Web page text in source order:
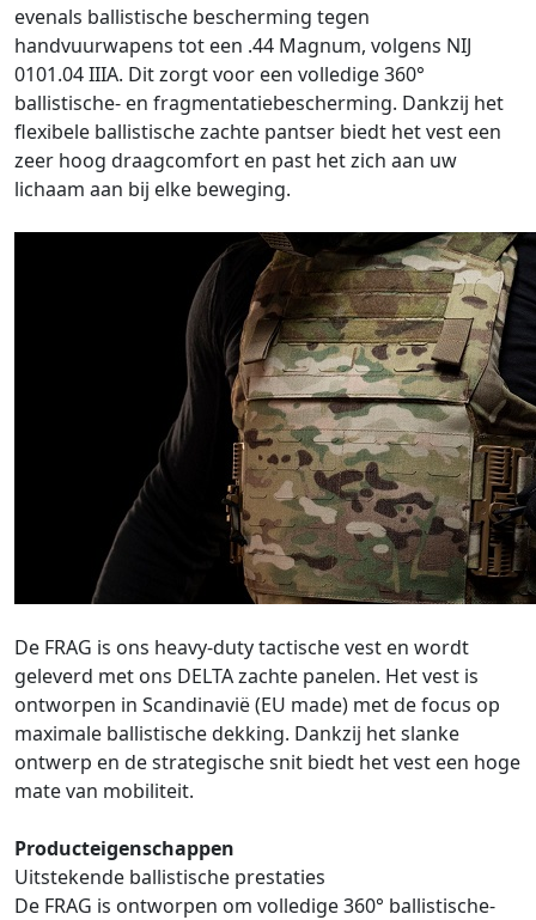
evenals ballistische bescherming tegen
handvuurwapens tot een .44 Magnum, volgens NIJ
0101.04 IIIA. Dit zorgt voor een volledige 360°
ballistische- en fragmentatiebescherming. Dankzij het
flexibele ballistische zachte pantser biedt het vest een
zeer hoog draagcomfort en past het zich aan uw
lichaam aan bij elke beweging.
De FRAG is ons heavy-duty tactische vest en wordt
geleverd met ons DELTA zachte panelen. Het vest is
ontworpen in Scandinavië (EU made) met de focus op
maximale ballistische dekking. Dankzij het slanke
ontwerp en de strategische snit biedt het vest een hoge
mate van mobiliteit.
Producteigenschappen
Uitstekende ballistische prestaties
De FRAG is ontworpen om volledige 360° ballistische-